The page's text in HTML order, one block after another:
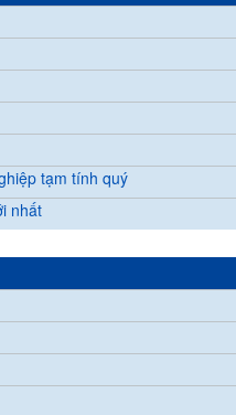
tạm tính quý
nhất